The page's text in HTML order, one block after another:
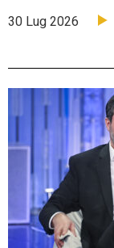
30 Lug 2026